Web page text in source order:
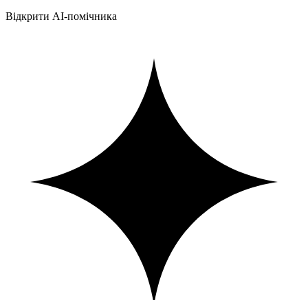
Відкрити AI-помічника